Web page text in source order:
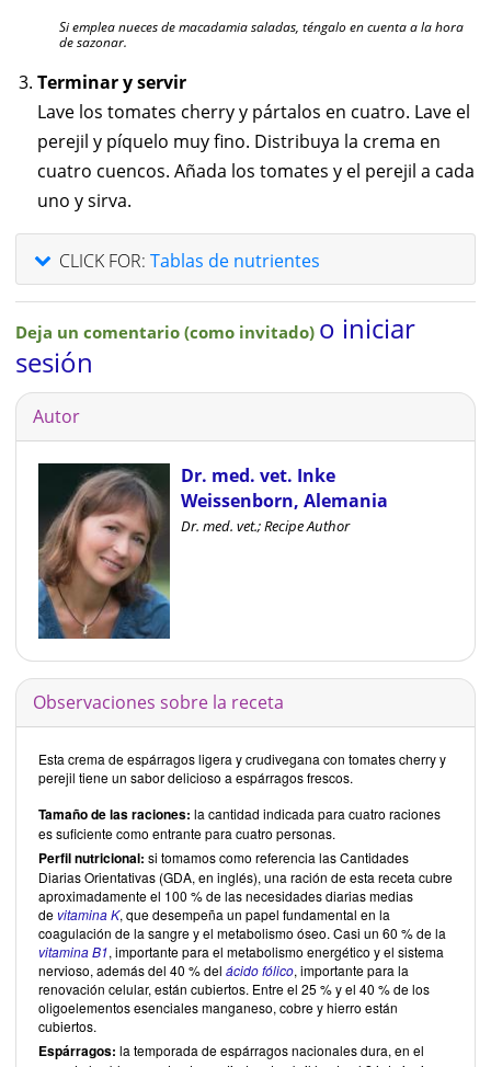
Si emplea nueces de macadamia saladas, téngalo en cuenta a la hora
de sazonar.
Terminar y servir
Lave los tomates cherry y pártalos en cuatro. Lave el
perejil y píquelo muy fino. Distribuya la crema en
cuatro cuencos. Añada los tomates y el perejil a cada
uno y sirva.
CLICK FOR: Tablas de nutrientes
Deja un comentario (como invitado) o iniciar
sesión
Autor
Dr. med. vet. Inke
Weissenborn, Alemania
Dr. med. vet.; Recipe Author
Observaciones sobre la receta
Esta crema de espárragos ligera y crudivegana con tomates cherry y
perejil tiene un sabor delicioso a espárragos frescos.
Tamaño de las raciones: la cantidad indicada para cuatro raciones
es suficiente como entrante para cuatro personas.
Perfil nutricional: si tomamos como referencia las Cantidades
Diarias Orientativas (GDA, en inglés), una ración de esta receta cubre
aproximadamente el 100 % de las necesidades diarias medias
de vitamina K, que desempeña un papel fundamental en la
coagulación de la sangre y el metabolismo óseo. Casi un 60 % de la
vitamina B1, importante para el metabolismo energético y el sistema
nervioso, además del 40 % del ácido fólico, importante para la
renovación celular, están cubiertos. Entre el 25 % y el 40 % de los
oligoelementos esenciales manganeso, cobre y hierro están
cubiertos.
Espárragos: la temporada de espárragos nacionales dura, en el